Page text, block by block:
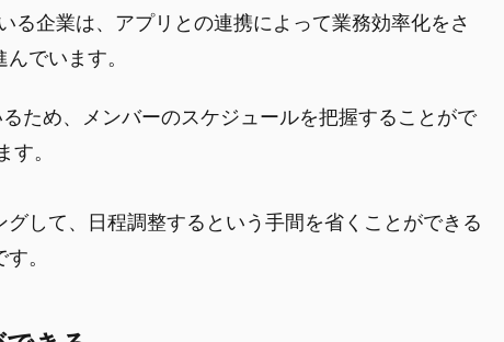
企業は、アプリとの連携によって業務効率化をさ
でいます。
ため、メンバーのスケジュールを把握することがで
。
して、日程調整するという手間を省くことができる
。